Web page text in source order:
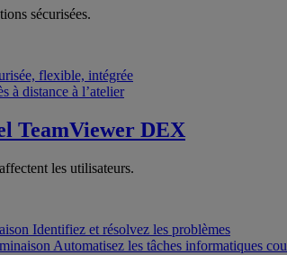
sécurisées.
flexible, intégrée
à distance à l’atelier
TeamViewer DEX
les utilisateurs.
Identifiez et résolvez les problèmes
Automatisez les tâches informatiques